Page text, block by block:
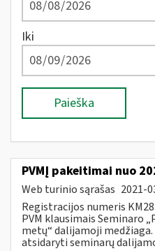
Iki
Paieška
PVMĮ pakeitimai nuo
Web turinio sąrašas 2021-
Registracijos numeris
PVM klausimais Seminaro
metų“ dalijamoji
atsidaryti seminarų